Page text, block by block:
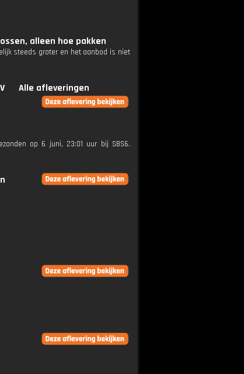
alleen hoe pakken
steeds groter en het aanbod is niet
Alle afleveringen
op 6 juni, 23:01 uur bij SBS6.